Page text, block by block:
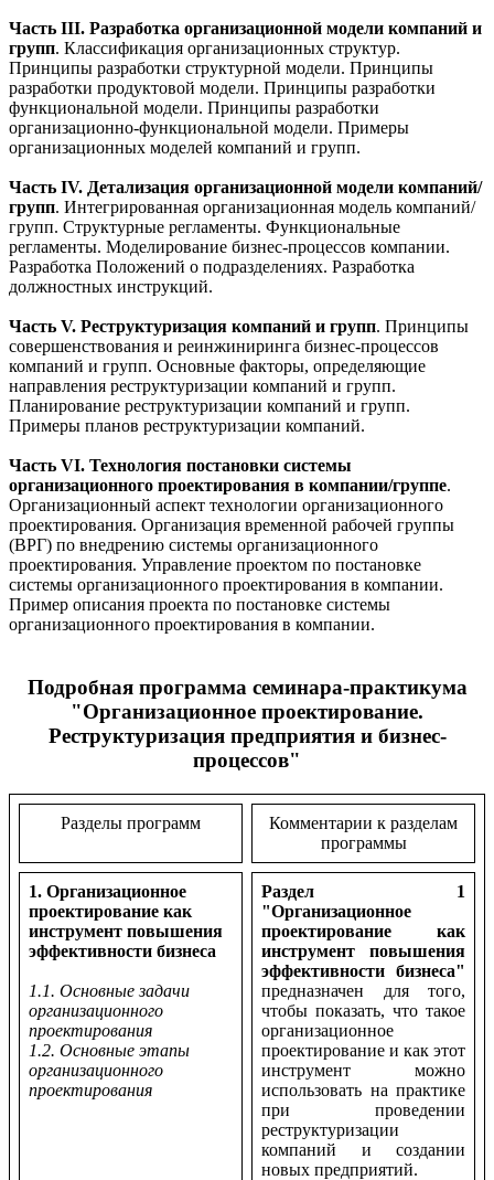
Часть III. Разработка организационной модели компаний и
групп. Классификация организационных структур.
Принципы разработки структурной модели. Принципы
разработки продуктовой модели. Принципы разработки
функциональной модели. Принципы разработки
организационно-функциональной модели. Примеры
организационных моделей компаний и групп.
Часть IV. Детализация организационной модели компаний/
групп. Интегрированная организационная модель компаний/
групп. Структурные регламенты. Функциональные
регламенты. Моделирование бизнес-процессов компании.
Разработка Положений о подразделениях. Разработка
должностных инструкций.
Часть V. Реструктуризация компаний и групп. Принципы
совершенствования и реинжиниринга бизнес-процессов
компаний и групп. Основные факторы, определяющие
направления реструктуризации компаний и групп.
Планирование реструктуризации компаний и групп.
Примеры планов реструктуризации компаний.
Часть VI. Технология постановки системы
организационного проектирования в компании/группе.
Организационный аспект технологии организационного
проектирования. Организация временной рабочей группы
(ВРГ) по внедрению системы организационного
проектирования. Управление проектом по постановке
системы организационного проектирования в компании.
Пример описания проекта по постановке системы
организационного проектирования в компании.
Подробная программа семинара-практикума
"Организационное проектирование.
Реструктуризация предприятия и бизнес-
процессов"
Разделы программ
Комментарии к разделам
программы
1. Организационное
проектирование как
инструмент повышения
эффективности бизнеса
1.1. Основные задачи
организационного
проектирования
1.2. Основные этапы
организационного
проектирования
Раздел 1
"Организационное
проектирование как
инструмент повышения
эффективности бизнеса"
предназначен для того,
чтобы показать, что такое
организационное
проектирование и как этот
инструмент можно
использовать на практике
при проведении
реструктуризации
компаний и создании
новых предприятий.